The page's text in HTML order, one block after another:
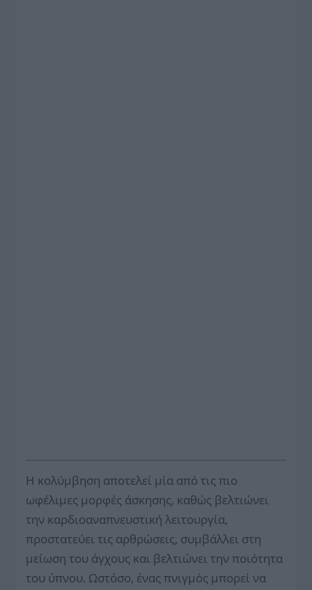
Η κολύμβηση αποτελεί μία από τις πιο
ωφέλιμες μορφές άσκησης, καθώς βελτιώνει
την καρδιοαναπνευστική λειτουργία,
προστατεύει τις αρθρώσεις, συμβάλλει στη
μείωση του άγχους και βελτιώνει την ποιότητα
του ύπνου. Ωστόσο, ένας πνιγμός μπορεί να